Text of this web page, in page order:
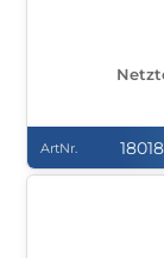
ArtNr.